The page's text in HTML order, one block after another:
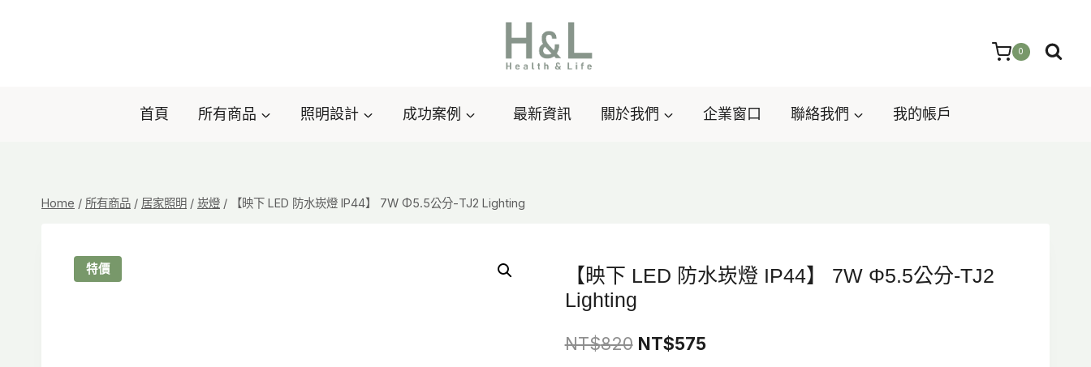
0
首頁 所有商品 照明設計 成功案例 最新資訊 關於我們 企業窗口 聯絡我們 我的帳戶
Home / 所有商品 / 居家照明 / 崁燈 / 【映下 LED 防水崁燈 IP44】 7W Φ5.5公分-TJ2 Lighting
特價
【映下 LED 防水崁燈 IP44】 7W Φ5.5公分-TJ2
Lighting
NT$820 原
NT$575目